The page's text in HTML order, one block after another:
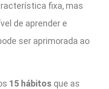
fixa, mas
de aprender e
ser aprimorada ao
15 hábitos que as